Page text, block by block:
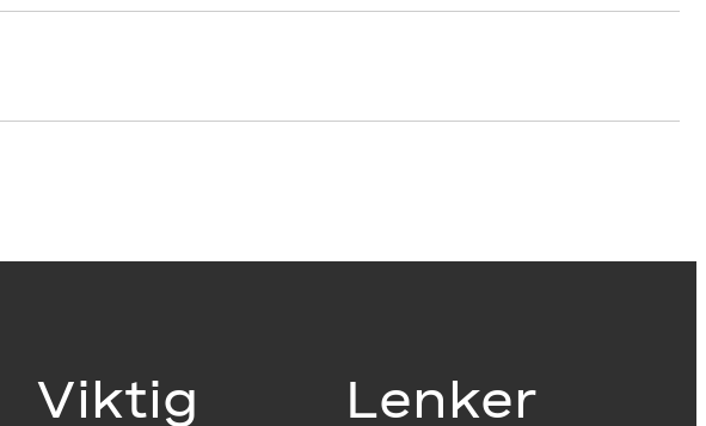
Viktig
Lenker